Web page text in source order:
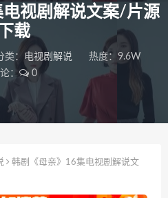
视剧解说文案/片源
下载
类： 电视剧解说
热度：9.6W
：
0
韩剧《母亲》16集电视剧解说文